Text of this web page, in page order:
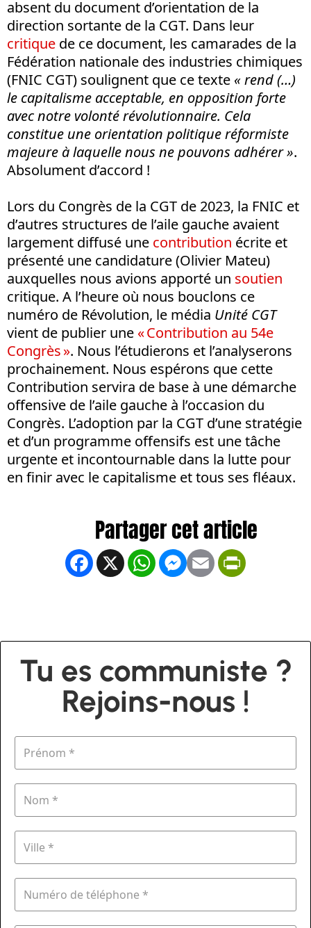
absent du document d’orientation de la
direction sortante de la CGT. Dans leur
critique de ce document, les camarades de la
Fédération nationale des industries chimiques
(FNIC CGT) soulignent que ce texte « rend (…)
le capitalisme acceptable, en opposition forte
avec notre volonté révolutionnaire. Cela
constitue une orientation politique réformiste
majeure à laquelle nous ne pouvons adhérer ».
Absolument d’accord !
Lors du Congrès de la CGT de 2023, la FNIC et
d’autres structures de l’aile gauche avaient
largement diffusé une contribution écrite et
présenté une candidature (Olivier Mateu)
auxquelles nous avions apporté un soutien
critique. A l’heure où nous bouclons ce
numéro de Révolution, le média Unité CGT
vient de publier une« Contribution au 54e
Congrès ». Nous l’étudierons et l’analyserons
prochainement. Nous espérons que cette
Contribution servira de base à une démarche
offensive de l’aile gauche à l’occasion du
Congrès. L’adoption par la CGT d’une stratégie
et d’un programme offensifs est une tâche
urgente et incontournable dans la lutte pour
en finir avec le capitalisme et tous ses fléaux.
Facebook
X WhatsApp
Messenger
Email
Tu es communiste ?
Rejoins-nous !